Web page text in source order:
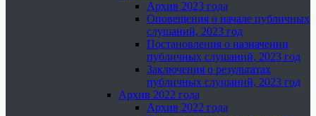
Архив 2023 года
Оповещения о начале публичных
слушаний, 2023 год
Постановления о назначении
публичных слушаний, 2023 год
Заключения о результатах
публичных слушаний, 2023 год
Архив 2022 года
Архив 2022 года